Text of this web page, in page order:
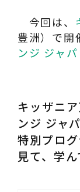
今回は、
豊洲）で開
ンジ ジャ
キッザニ
ンジ ジャパ
特別プロ
見て、学